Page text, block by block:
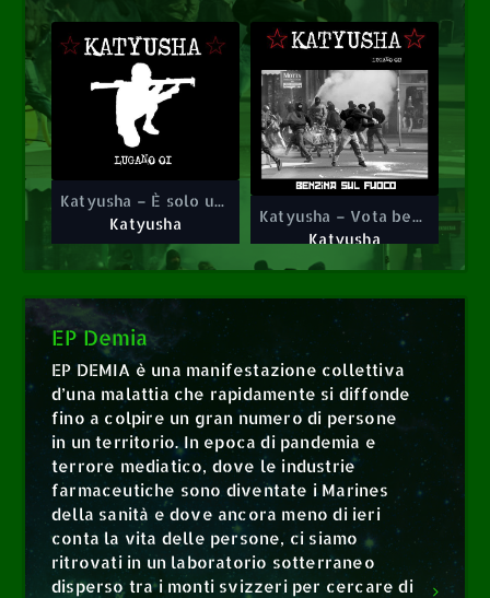
1
Katyusha – È solo un problema di mira
Katyusha
Katyusha – È solo un problema di mira
Katyusha
4
Katyusha – Vota benzina
Katyusha
Katyusha – Vota benzina
Katyusha
EP Demia
EP DEMIA è una manifestazione collettiva
d’una malattia che rapidamente si diffonde
fino a colpire un gran numero di persone
in un territorio. In epoca di pandemia e
terrore mediatico, dove le industrie
farmaceutiche sono diventate i Marines
della sanità e dove ancora meno di ieri
conta la vita delle persone, ci siamo
ritrovati in un laboratorio sotterraneo
disperso tra i monti svizzeri per cercare di